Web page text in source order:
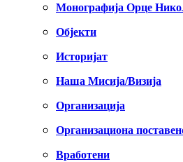
Монографија Орце
Објекти
Историјат
Наша Мисија/Визија
Организација
Организациона
Вработени